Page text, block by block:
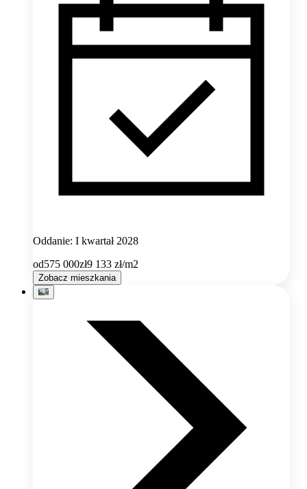
Oddanie: I kwartał 2028
od575 000zł9 133 zł/m2
Zobacz mieszkania